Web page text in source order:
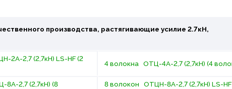
производства, растягивающие усилие 2.7кН,
2А-2,7 (2,7кН) LS-HF (2
4 волокна ОТЦ-4А-2,7 (2,7кН) (4
2,7 (2,7кН) (8
8 волокон ОТЦН-8А-2,7 (2,7кН) LS-HF